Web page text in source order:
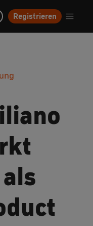
Registrieren